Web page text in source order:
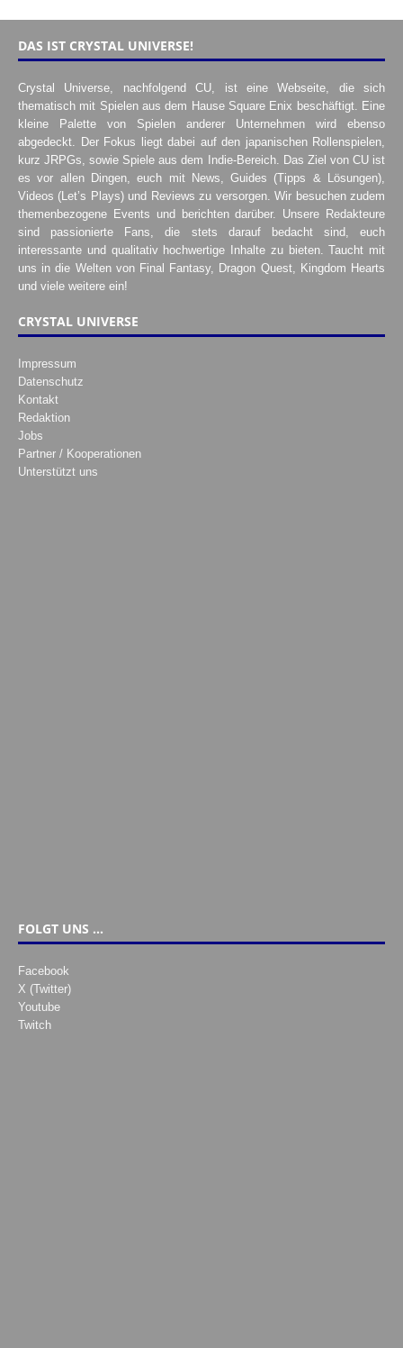
DAS IST CRYSTAL UNIVERSE!
Crystal Universe, nachfolgend CU, ist eine Webseite, die sich
thematisch mit Spielen aus dem Hause Square Enix beschäftigt. Eine
kleine Palette von Spielen anderer Unternehmen wird ebenso
abgedeckt. Der Fokus liegt dabei auf den japanischen Rollenspielen,
kurz JRPGs, sowie Spiele aus dem Indie-Bereich. Das Ziel von CU ist
es vor allen Dingen, euch mit News, Guides (Tipps & Lösungen),
Videos (Let’s Plays) und Reviews zu versorgen. Wir besuchen zudem
themenbezogene Events und berichten darüber. Unsere Redakteure
sind passionierte Fans, die stets darauf bedacht sind, euch
interessante und qualitativ hochwertige Inhalte zu bieten. Taucht mit
uns in die Welten von Final Fantasy, Dragon Quest, Kingdom Hearts
und viele weitere ein!
CRYSTAL UNIVERSE
Impressum
Datenschutz
Kontakt
Redaktion
Jobs
Partner / Kooperationen
Unterstützt uns
FOLGT UNS …
Facebook
X (Twitter)
Youtube
Twitch